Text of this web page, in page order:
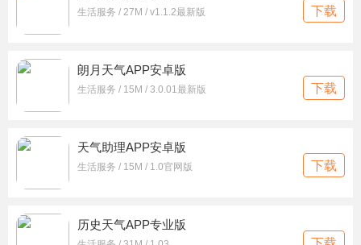
生活服务 / 27M / v1.1.2最新版 下载
朗月天气APP安卓版
生活服务 / 15M / 3.0.01最新版 下载
天气助理APP安卓版
生活服务 / 15M / 1.0官网版 下载
历史天气APP专业版